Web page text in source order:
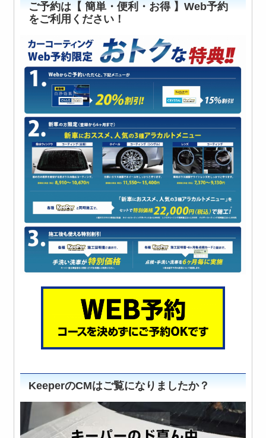
ご予約は【 簡単・便利・お得 】Web予約
をご利用ください！
KeeperのCMはご覧になりましたか？